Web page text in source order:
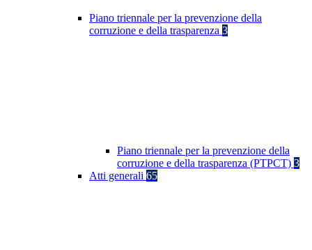
Piano triennale per la prevenzione della
corruzione e della trasparenza 3
Piano triennale per la prevenzione della
corruzione e della trasparenza (PTPCT) 3
Atti generali 65